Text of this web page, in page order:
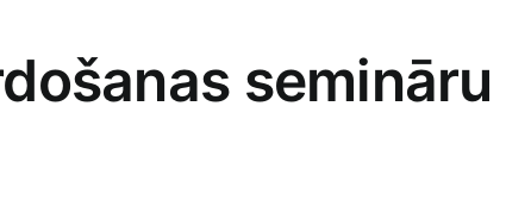
semināru